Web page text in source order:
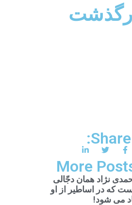
Share:
More
نژاد همان دجّالی
که در اساطیر از او
می شود!